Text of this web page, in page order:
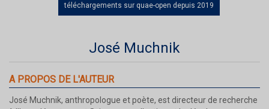
téléchargements sur quae-open depuis 2019
José Muchnik
A PROPOS DE L'AUTEUR
José Muchnik, anthropologue et poète, est directeur de recherche